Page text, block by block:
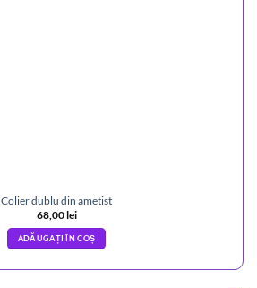
Colier dublu din ametist
68,00lei
ADĂUGAȚI ÎN COȘ